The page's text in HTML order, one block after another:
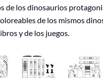
de los dinosaurios
de los mismos
y de los juegos.